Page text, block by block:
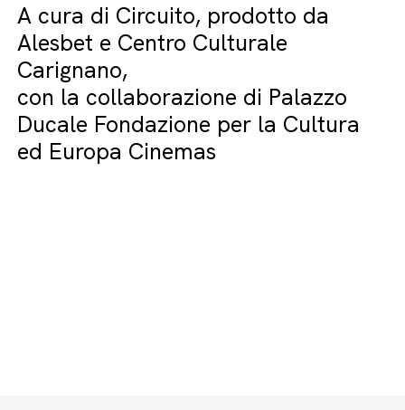
A cura di Circuito, prodotto da
Alesbet e Centro Culturale
Carignano,
con la collaborazione di Palazzo
Ducale Fondazione per la Cultura
ed Europa Cinemas